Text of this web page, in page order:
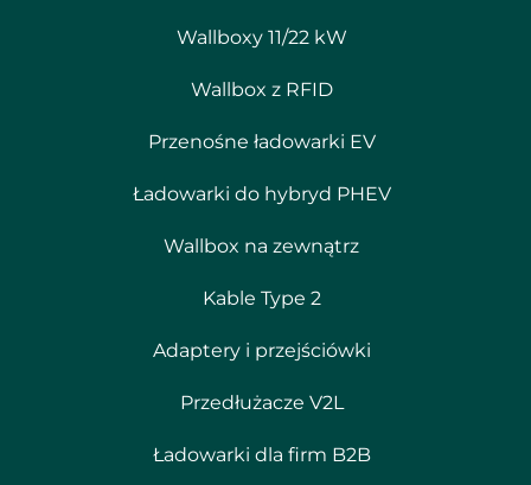
Wallboxy 11/22 kW
Wallbox z RFID
Przenośne ładowarki EV
Ładowarki do hybryd PHEV
Wallbox na zewnątrz
Kable Type 2
Adaptery i przejściówki
Przedłużacze V2L
Ładowarki dla firm B2B